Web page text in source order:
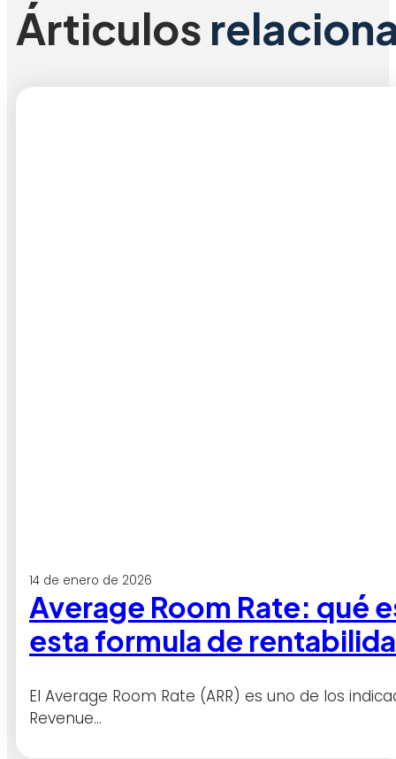
Árticulos
14 de enero de 2026
Average Room Rate: qué
esta formula de
El Average Room Rate (ARR) es uno de los
Revenue…